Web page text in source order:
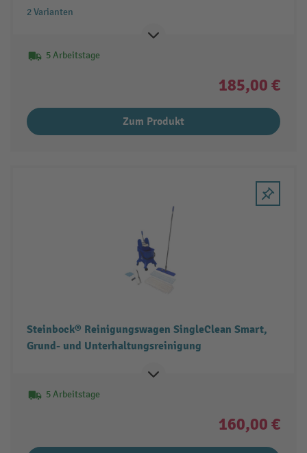
2 Varianten
5 Arbeitstage
185,00 €
Zum Produkt
Steinbock® Reinigungswagen SingleClean Smart,
Grund- und Unterhaltungsreinigung
5 Arbeitstage
160,00 €